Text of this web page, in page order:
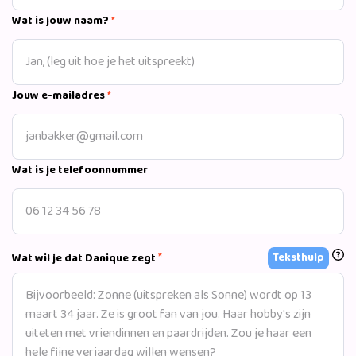
Wat is jouw naam?*
Jouw e-mailadres*
Wat is je telefoonnummer
Wat wil je dat Danique zegt* Teksthulp